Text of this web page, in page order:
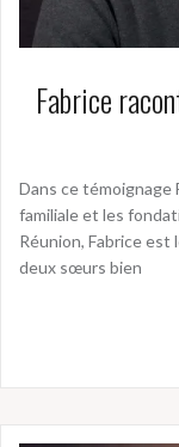
Fabrice
Dans ce témoignage
familiale et les
Réunion, Fabrice
deux sœurs bien